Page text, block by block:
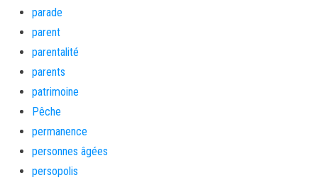
parade
parent
parentalité
parents
patrimoine
Pêche
permanence
personnes âgées
persopolis